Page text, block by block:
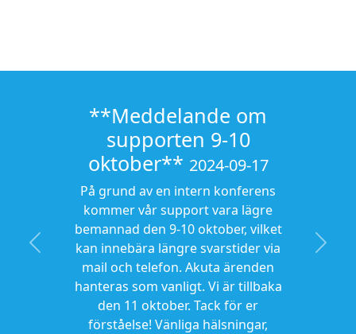
**Meddelande om
supporten 9-10
oktober** 2024-09-17
På grund av en intern konferens
kommer vår support vara lägre
bemannad den 9-10 oktober, vilket
kan innebära längre svarstider via
mail och telefon. Akuta ärenden
hanteras som vanligt. Vi är tillbaka
den 11 oktober. Tack för er
förståelse! Vänliga hälsningar,
Previous Next